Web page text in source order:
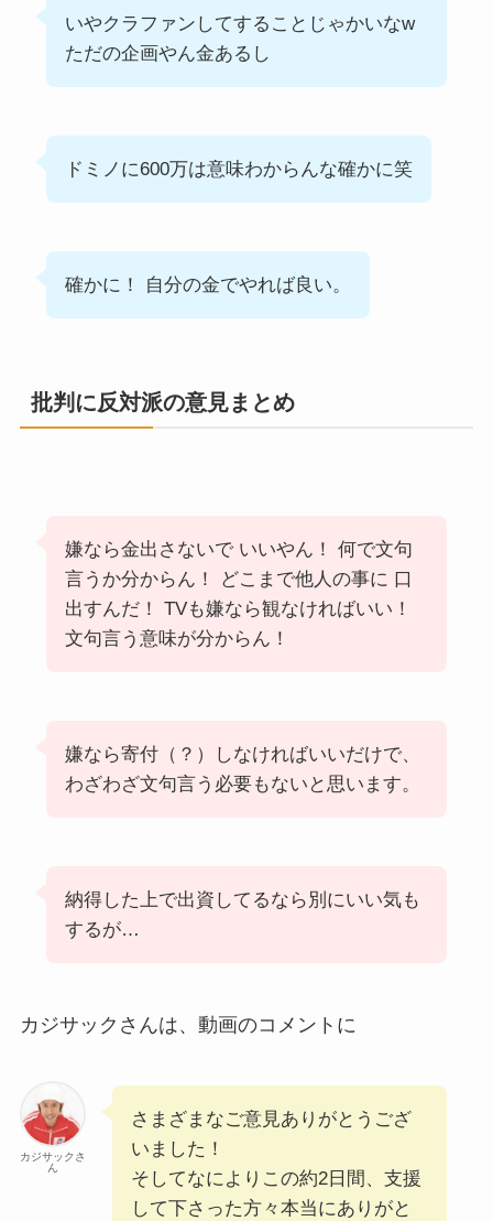
いやクラファンしてすることじゃかいなw
ただの企画やん金あるし
ドミノに600万は意味わからんな確かに笑
確かに！ 自分の金でやれば良い。
批判に反対派の意見まとめ
嫌なら金出さないで いいやん！ 何で文句
言うか分からん！ どこまで他人の事に 口
出すんだ！ TVも嫌なら観なければいい！
文句言う意味が分からん！
嫌なら寄付（？）しなければいいだけで、
わざわざ文句言う必要もないと思います。
納得した上で出資してるなら別にいい気も
するが…
カジサックさんは、動画のコメントに
カジサックさ
ん
さまざまなご意見ありがとうござ
いました！
そしてなによりこの約2日間、支援
して下さった方々本当にありがと